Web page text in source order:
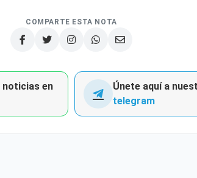
COMPARTE ESTA NOTA
noticias en
Únete aquí a
telegram